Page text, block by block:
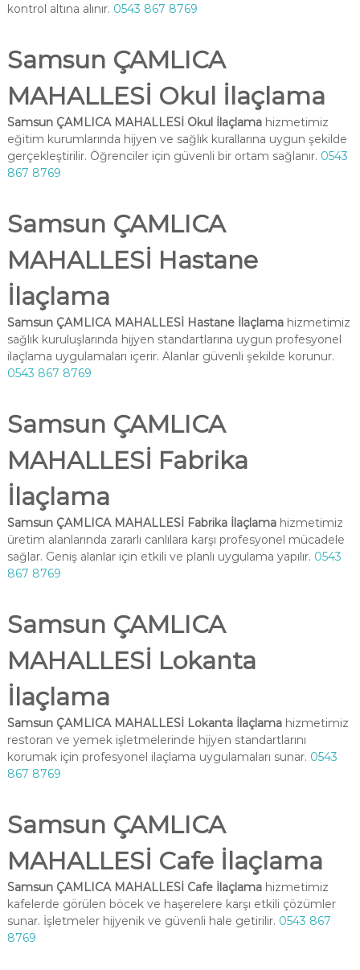
kontrol altına alınır. 0543 867 8769
Samsun ÇAMLICA
MAHALLESİ Okul İlaçlama
Samsun ÇAMLICA MAHALLESİ Okul İlaçlamahizmetimiz
eğitim kurumlarında hijyen ve sağlık kurallarına uygun şekilde
gerçekleştirilir. Öğrenciler için güvenli bir ortam sağlanır. 0543
867 8769
Samsun ÇAMLICA
MAHALLESİ Hastane
İlaçlama
Samsun ÇAMLICA MAHALLESİ Hastane İlaçlamahizmetimiz
sağlık kuruluşlarında hijyen standartlarına uygun profesyonel
ilaçlama uygulamaları içerir. Alanlar güvenli şekilde korunur.
0543 867 8769
Samsun ÇAMLICA
MAHALLESİ Fabrika
İlaçlama
Samsun ÇAMLICA MAHALLESİ Fabrika İlaçlamahizmetimiz
üretim alanlarında zararlı canlılara karşı profesyonel mücadele
sağlar. Geniş alanlar için etkili ve planlı uygulama yapılır. 0543
867 8769
Samsun ÇAMLICA
MAHALLESİ Lokanta
İlaçlama
Samsun ÇAMLICA MAHALLESİ Lokanta İlaçlamahizmetimiz
restoran ve yemek işletmelerinde hijyen standartlarını
korumak için profesyonel ilaçlama uygulamaları sunar. 0543
867 8769
Samsun ÇAMLICA
MAHALLESİ Cafe İlaçlama
Samsun ÇAMLICA MAHALLESİ Cafe İlaçlamahizmetimiz
kafelerde görülen böcek ve haşerelere karşı etkili çözümler
sunar. İşletmeler hijyenik ve güvenli hale getirilir. 0543 867
8769